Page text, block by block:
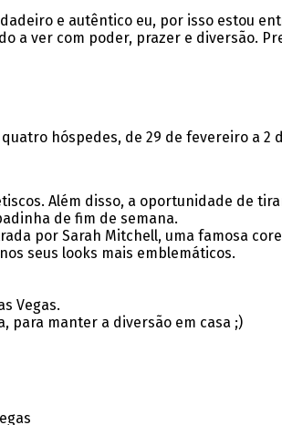
e autêntico eu, por isso estou
a ver com poder, prazer e diversão.
hóspedes, de 29 de fevereiro a
Além disso, a oportunidade de
de fim de semana.
por Sarah Mitchell, uma famosa
seus looks mais emblemáticos.
Vegas.
para manter a diversão em casa ;)